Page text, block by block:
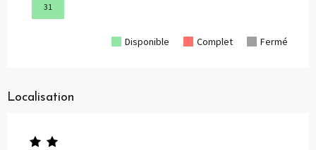
31
Disponible Complet Fermé
Localisation